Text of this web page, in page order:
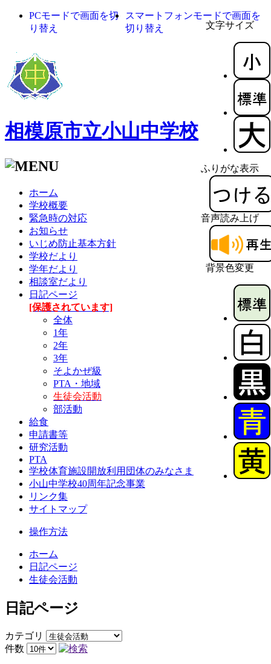
文字サイズ
ふりがな表示
音声読み上げ
背景色変更
PCモードで画面を切
り替え
スマートフォンモードで画面を
切り替え
相模原市立小山中学校
ホーム
学校概要
緊急時の対応
お知らせ
いじめ防止基本方針
学校だより
学年だより
相談室だより
日記ページ
[保護されています]
全体
1年
2年
3年
そよかぜ級
PTA・地域
生徒会活動
部活動
給食
申請書等
研究活動
PTA
学校体育施設開放利用団体のみなさま
小山中学校40周年記念事業
リンク集
サイトマップ
操作方法
ホーム
日記ページ
生徒会活動
日記ページ
カテゴリ
件数